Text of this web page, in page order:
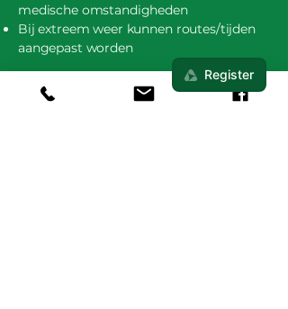
medische omstandigheden
Bij extreem weer kunnen routes/tijden
aangepast worden
Bekijk alle details in onze Veelgestelde
vragen.